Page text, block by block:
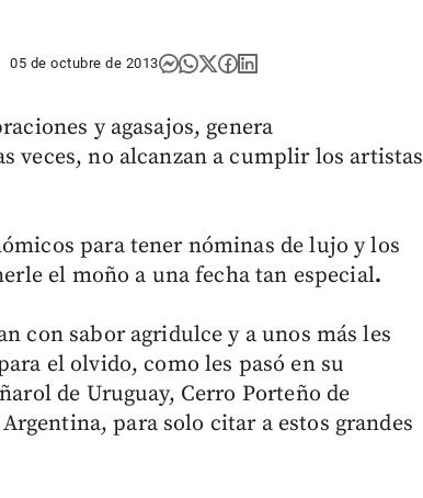
05 de octubre de 2013
y agasajos, genera
veces, no alcanzan a cumplir los artistas
para tener nóminas de lujo y los
el moño a una fecha tan especial.
con sabor agridulce y a unos más les
el olvido, como les pasó en su
de Uruguay, Cerro Porteño de
para solo citar a estos grandes